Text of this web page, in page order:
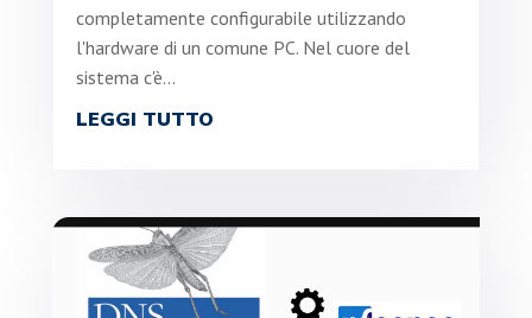
completamente configurabile utilizzando
l'hardware di un comune PC. Nel cuore del
sistema c'è...
LEGGI TUTTO